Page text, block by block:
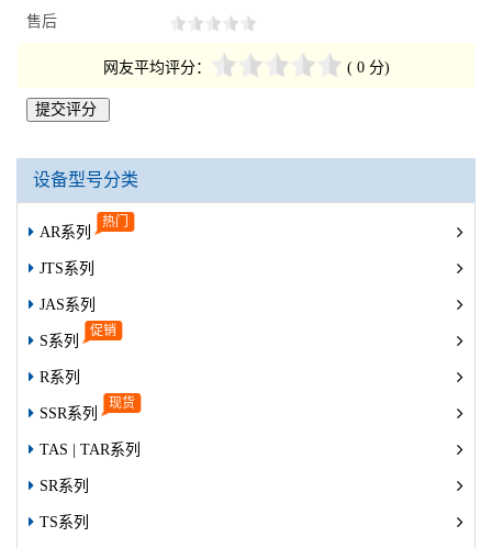
售后
网友平均评分： ( 0 分)
设备型号分类
AR系列
JTS系列
JAS系列
S系列
R系列
SSR系列
TAS | TAR系列
SR系列
TS系列